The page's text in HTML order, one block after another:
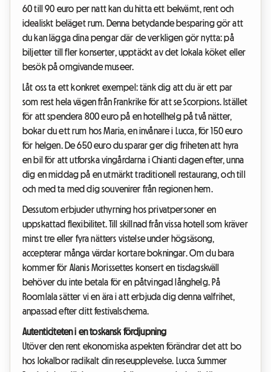
60 till 90 euro per natt kan du hitta ett bekvämt, rent och
idealiskt beläget rum. Denna betydande besparing gör att
du kan lägga dina pengar där de verkligen gör nytta: på
biljetter till fler konserter, upptäckt av det lokala köket eller
besök på omgivande museer.
Låt oss ta ett konkret exempel: tänk dig att du är ett par
som rest hela vägen från Frankrike för att se Scorpions. Istället
för att spendera 800 euro på en hotellhelg på två nätter,
bokar du ett rum hos Maria, en invånare i Lucca, för 150 euro
för helgen. De 650 euro du sparar ger dig friheten att hyra
en bil för att utforska vingårdarna i Chianti dagen efter, unna
dig en middag på en utmärkt traditionell restaurang, och till
och med ta med dig souvenirer från regionen hem.
Dessutom erbjuder uthyrning hos privatpersoner en
uppskattad flexibilitet. Till skillnad från vissa hotell som kräver
minst tre eller fyra nätters vistelse under högsäsong,
accepterar många värdar kortare bokningar. Om du bara
kommer för Alanis Morissettes konsert en tisdagskväll
behöver du inte betala för en påtvingad långhelg. På
Roomlala sätter vi en ära i att erbjuda dig denna valfrihet,
anpassad efter ditt festivalschema.
Autenticiteten i en toskansk fördjupning
Utöver den rent ekonomiska aspekten förändrar det att bo
hos lokalbor radikalt din reseupplevelse. Lucca Summer